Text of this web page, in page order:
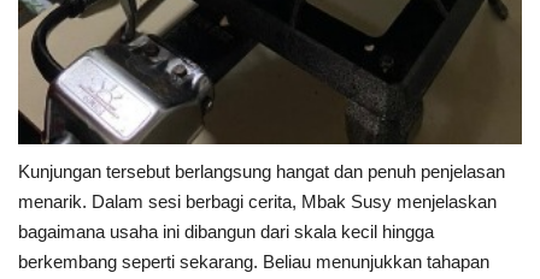
Kunjungan tersebut berlangsung hangat dan penuh penjelasan
menarik. Dalam sesi berbagi cerita, Mbak Susy menjelaskan
bagaimana usaha ini dibangun dari skala kecil hingga
berkembang seperti sekarang. Beliau menunjukkan tahapan